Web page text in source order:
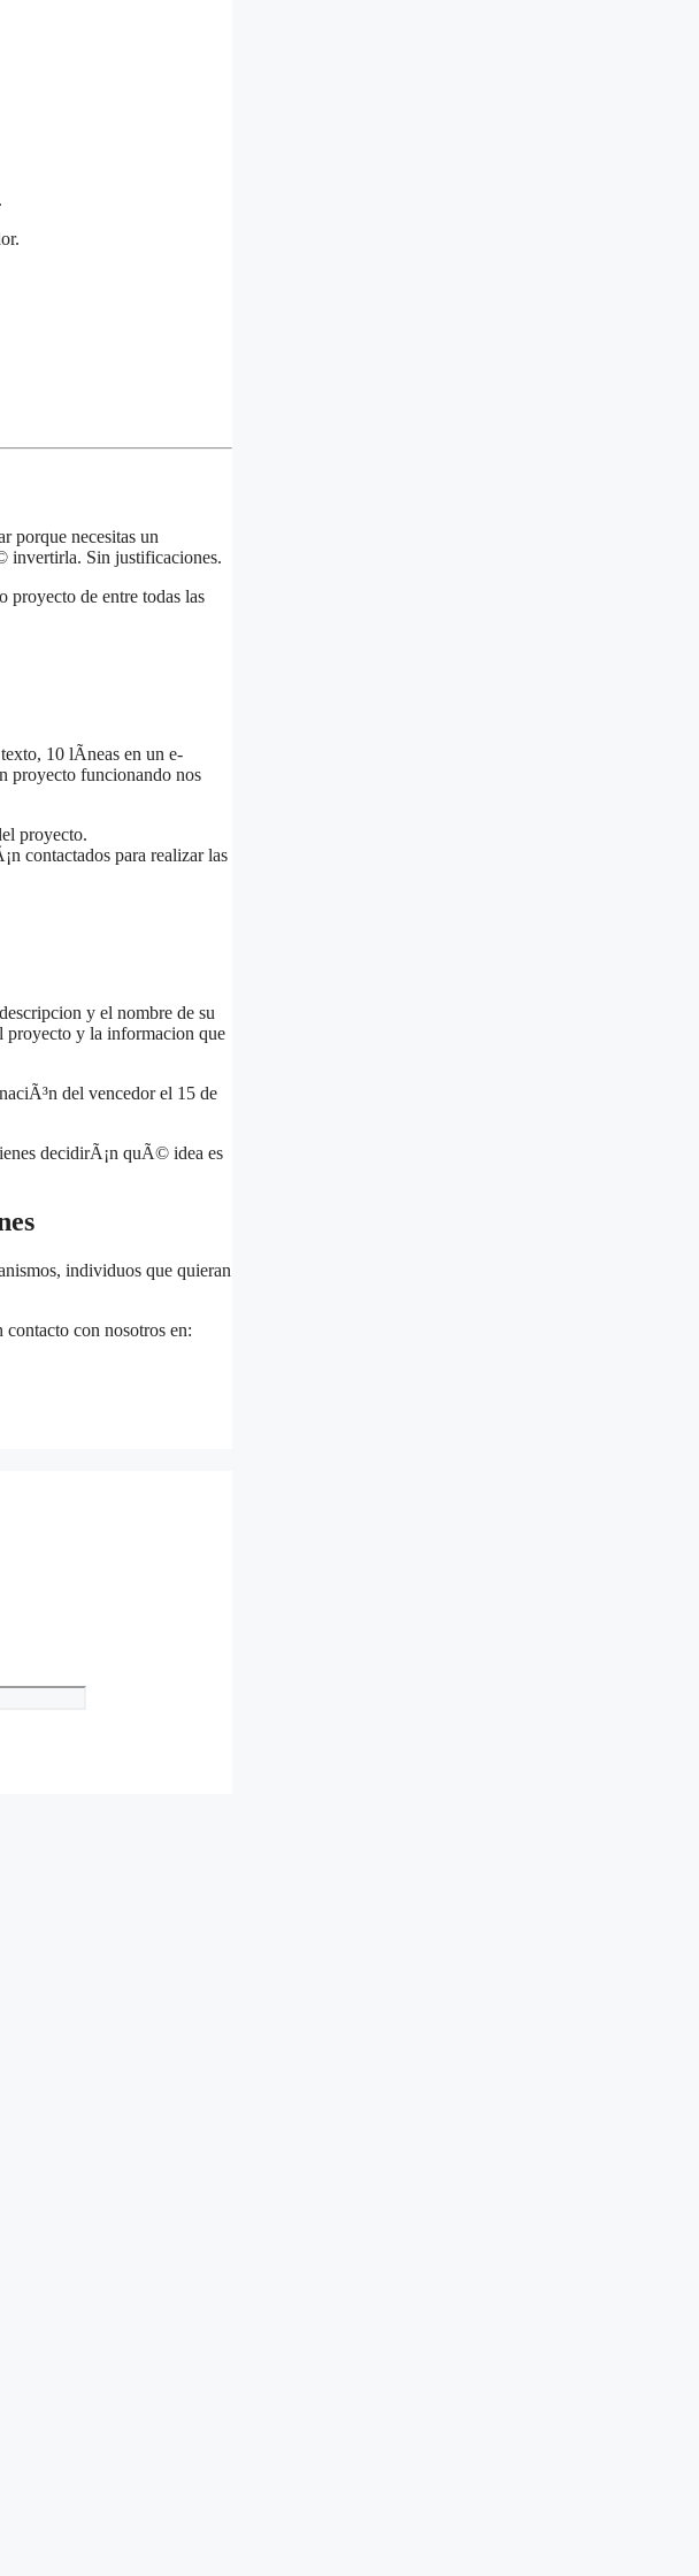
porque necesitas un
invertirla. Sin justificaciones.
proyecto de entre todas las
10 lÃ­neas en un e-
proyecto funcionando nos
proyecto.
contactados para realizar las
y el nombre de su
proyecto y la informacion que
del vencedor el 15 de
decidirÃ¡n quÃ© idea es
individuos que quieran
con nosotros en: